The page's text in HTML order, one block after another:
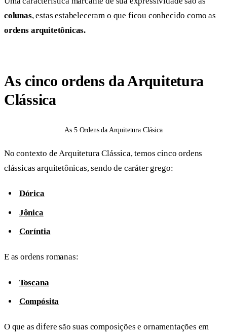
colunas, estas estabeleceram o que ficou conhecido como as
ordens arquitetônicas.
As cinco ordens da Arquitetura
Clássica
As 5 Ordens da Arquitetura Clásica
No contexto de Arquitetura Clássica, temos cinco ordens
clássicas arquitetônicas, sendo de caráter grego:
Dórica
Jônica
Coríntia
E as ordens romanas:
Toscana
Compósita
O que as difere são suas composições e ornamentações em